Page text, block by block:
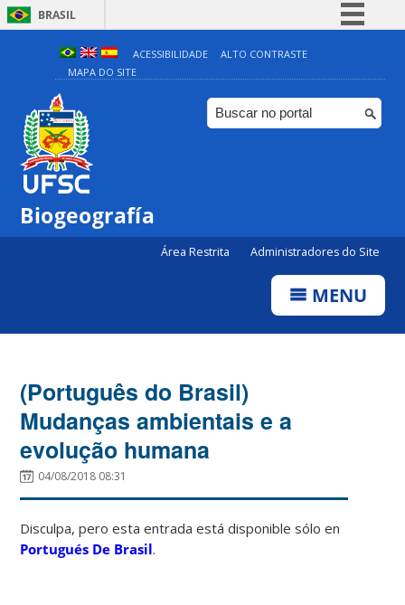
BRASIL
Simplifique!
Comunica BR
Participe
ACESSIBILIDADE
ALTO CONTRASTE
MAPA DO SITE
Biogeografía
Área Restrita Administradores do Site
MENU
(Português do Brasil)
Mudanças ambientais e a
evolução humana
04/08/2018 08:31
Disculpa, pero esta entrada está disponible sólo en
Portugués De Brasil.